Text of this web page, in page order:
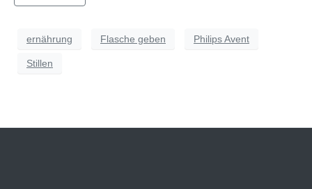
ernährung Flasche geben Philips Avent
Stillen